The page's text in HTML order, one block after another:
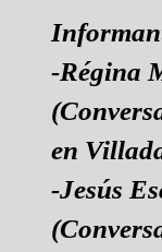
-Régina
en
-Jesús